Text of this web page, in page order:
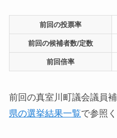
前回の投票率
前回の候補者数/定数
前回倍率
前回の真室川町議会議員
県の選挙結果一覧で参照